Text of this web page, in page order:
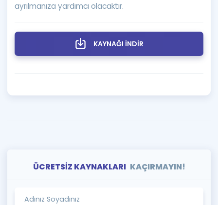
ayrılmanıza yardımcı olacaktır.
KAYNAĞI İNDİR
ÜCRETSİZ KAYNAKLARI KAÇIRMAYIN!